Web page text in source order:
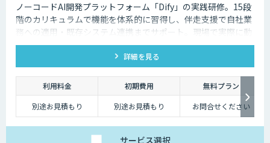
ノーコードAI開発プラットフォーム「Dify」の実践研修。15段
階のカリキュラムで機能を体系的に習得し、伴走支援で自社業
務への適用・既存システム連携までサポート。現場で実際に動
くAIツールを自分たちで作れる状態を目指します。
詳細を見る
利用料金 初期費用
無料プラン
別途お見積もり
別途お見積もり お問合せください
サービス選択